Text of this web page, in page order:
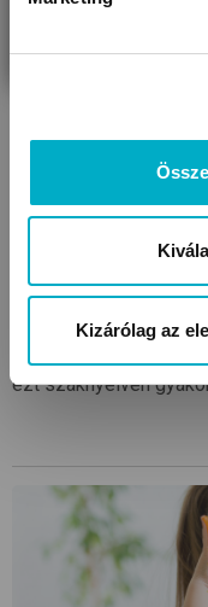
Kizárólag az
Mit tanul a baba
A gyakorlat teszi a
másként a
ezt szaknyelven